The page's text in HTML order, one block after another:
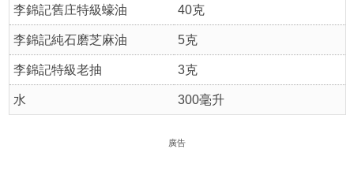
李錦記舊庄特級蠔油 40克
李錦記純石磨芝麻油 5克
李錦記特級老抽 3克
水 300毫升
廣告